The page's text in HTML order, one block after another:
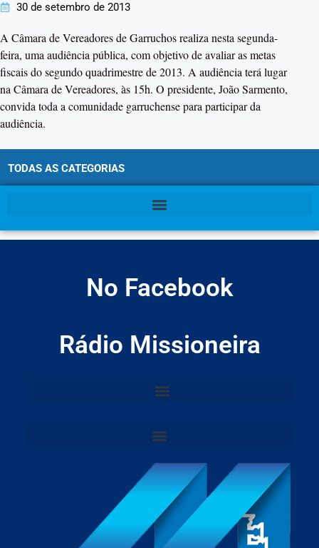
30 de setembro de 2013
A Câmara de Vereadores de Garruchos realiza nesta segunda-
feira, uma audiência pública, com objetivo de avaliar as metas
fiscais do segundo quadrimestre de 2013. A audiência terá lugar
na Câmara de Vereadores, às 15h. O presidente, João Sarmento,
convida toda a comunidade garruchense para participar da
audiência.
TODAS AS CATEGORIAS
No Facebook
Rádio Missioneira